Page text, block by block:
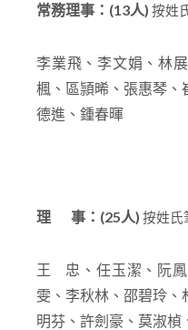
常務理事：(13人) 按姓
李業飛、李文娟、林
楓、區頴晞、張惠琴、
德進、鍾春暉
理 事：(25人) 按姓氏
王 忠、任玉潔、阮
雯、李秋林、邵碧玲、
明芬、許劍豪、莫淑楨